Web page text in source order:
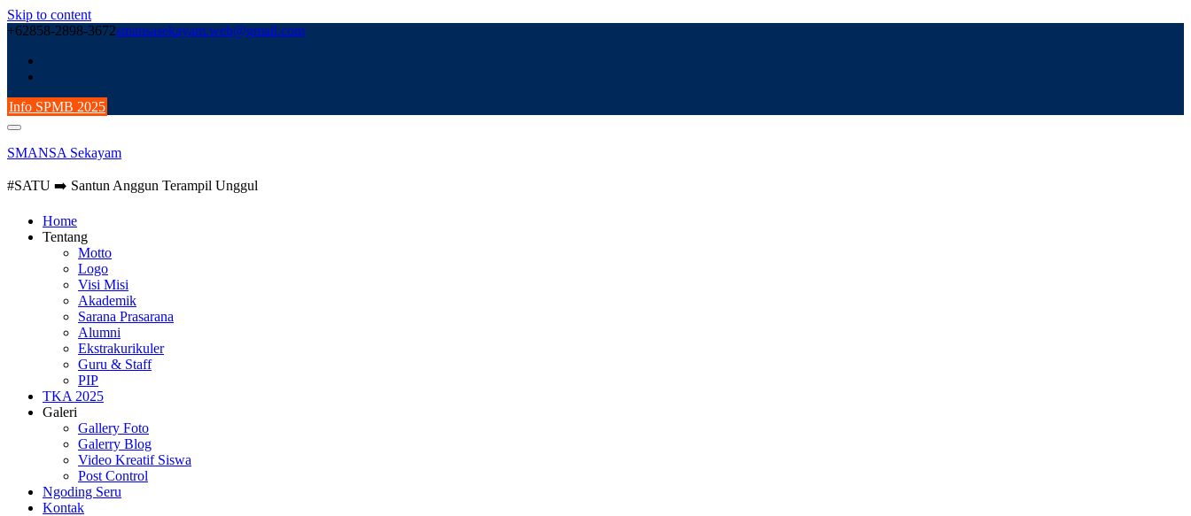
Skip to content
+62858-2898-3672smansasekayam.web@gmail.com
Info SPMB 2025
SMANSA Sekayam
#SATU ➡️ Santun Anggun Terampil Unggul
Home
Tentang
Motto
Logo
Visi Misi
Akademik
Sarana Prasarana
Alumni
Ekstrakurikuler
Guru & Staff
PIP
TKA 2025
Galeri
Gallery Foto
Galerry Blog
Video Kreatif Siswa
Post Control
Ngoding Seru
Kontak